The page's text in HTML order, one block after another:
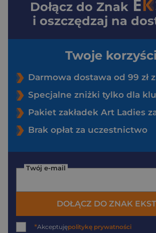
Dołącz do Znak
i oszczędzaj na
Twoje
Darmowa dostawa od 99 zł z
Specjalne zniżki tylko dla
Pakiet zakładek Art Ladies za
Brak opłat za uczestnictwo
Twój e-mail
DOŁĄCZ DO ZNAK
*Akceptujępolitykę prywatności